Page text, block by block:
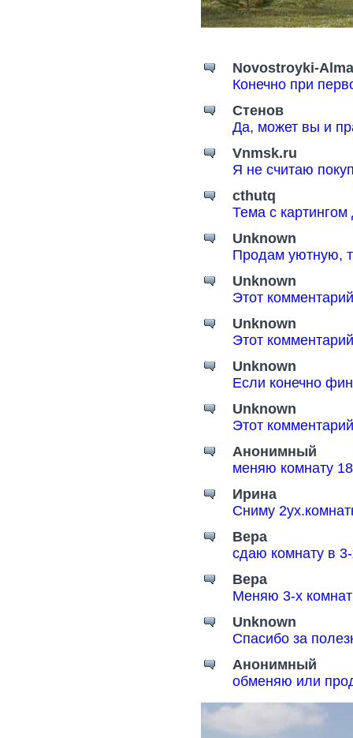
Novostroyki-
Конечно при
Стенов
Да, может вы и
Vnmsk.ru
Я не считаю
cthutq
Тема с
Unknown
Продам уютную,
Unknown
Этот
Unknown
Этот
Unknown
Если конечно
Unknown
Этот
Анонимный
меняю комнату
Ирина
Сниму
Вера
сдаю комнату в
Вера
Меняю 3-х
Unknown
Спасибо за
Анонимный
обменяю или